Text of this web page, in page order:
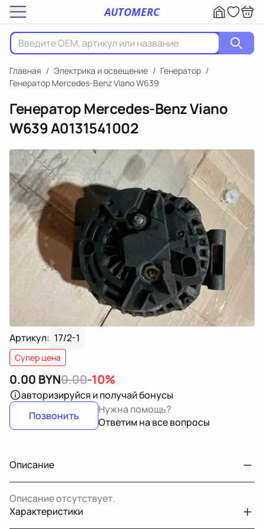
AUTOMERC
Главная / Электрика и освещение / Генератор /
Генератор Mercedes-Benz Viano W639
Генератор Mercedes-Benz Viano
W639A0131541002
Артикул: 17/2-1
Супер цена
0.00 BYN0.00-10%
авторизируйся и получай бонусы
Позвонить
Нужна помощь?
Ответим на все вопросы
Описание
Описание отсутствует.
Характеристики